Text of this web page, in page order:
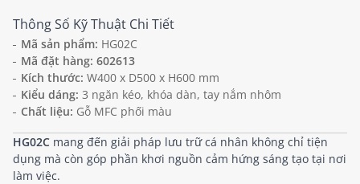
Thông Số Kỹ Thuật Chi Tiết
Mã sản phẩm: HG02C
Mã đặt hàng: 602613
Kích thước: W400 x D500 x H600 mm
Kiểu dáng: 3 ngăn kéo, khóa dàn, tay nắm nhôm
Chất liệu: Gỗ MFC phối màu
HG02C mang đến giải pháp lưu trữ cá nhân không chỉ tiện
dụng mà còn góp phần khơi nguồn cảm hứng sáng tạo tại nơi
làm việc.